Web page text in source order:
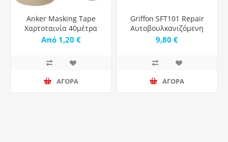
Anker Masking Tape
Χαρτοταινία 40μέτρα
Από 1,20 €
ΑΓΟΡΑ
Griffon SFT101 Repair
Αυτοβουλκανιζόμενη
Ταινία Επισκευής
9,80 €
ΑΓΟΡΑ